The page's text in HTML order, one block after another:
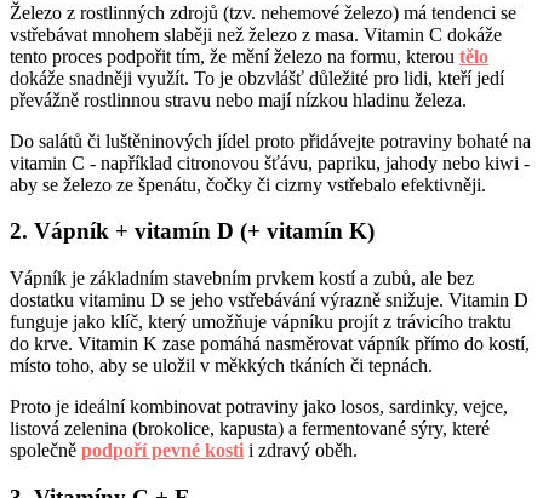
Železo z rostlinných zdrojů (tzv. nehemové železo) má tendenci se
vstřebávat mnohem slaběji než železo z masa. Vitamin C dokáže
tento proces podpořit tím, že mění železo na formu, kterou tělo
dokáže snadněji využít. To je obzvlášť důležité pro lidi, kteří jedí
převážně rostlinnou stravu nebo mají nízkou hladinu železa.
Do salátů či luštěninových jídel proto přidávejte potraviny bohaté na
vitamin C - například citronovou šťávu, papriku, jahody nebo kiwi -
aby se železo ze špenátu, čočky či cizrny vstřebalo efektivněji.
2. Vápník + vitamín D (+ vitamín K)
Vápník je základním stavebním prvkem kostí a zubů, ale bez
dostatku vitaminu D se jeho vstřebávání výrazně snižuje. Vitamin D
funguje jako klíč, který umožňuje vápníku projít z trávicího traktu
do krve. Vitamin K zase pomáhá nasměrovat vápník přímo do kostí,
místo toho, aby se uložil v měkkých tkáních či tepnách.
Proto je ideální kombinovat potraviny jako losos, sardinky, vejce,
listová zelenina (brokolice, kapusta) a fermentované sýry, které
společně podpoří pevné kosti i zdravý oběh.